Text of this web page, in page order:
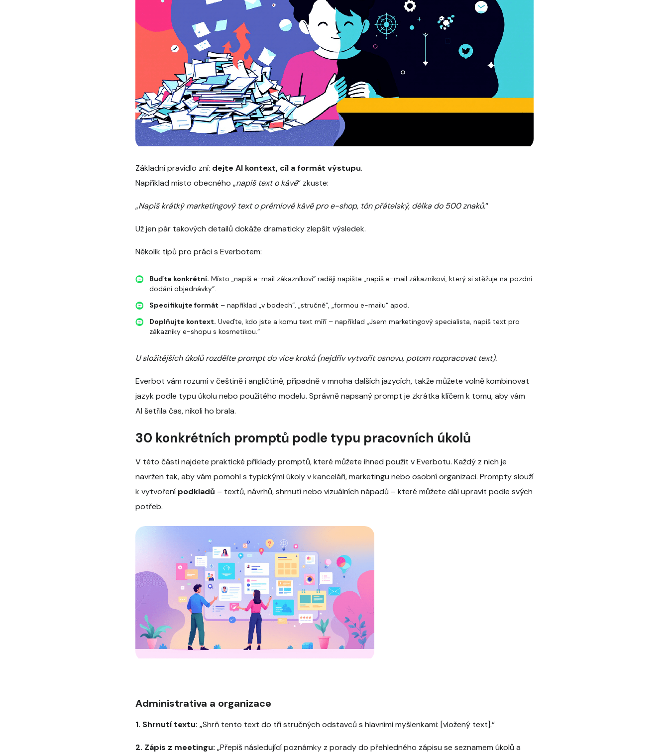
Základní pravidlo zní: dejte AI kontext, cíl a formát výstupu.
Například místo obecného „napiš text o kávě“ zkuste:
„Napiš krátký marketingový text o prémiové kávě pro e-shop, tón přátelský, délka do 500 znaků.“
Už jen pár takových detailů dokáže dramaticky zlepšit výsledek.
Několik tipů pro práci s Everbotem:
Buďte konkrétní. Místo „napiš e-mail zákazníkovi“ raději napište „napiš e-mail zákazníkovi, který si stěžuje na pozdní
dodání objednávky“.
Specifikujte formát – například „v bodech“, „stručně“, „formou e-mailu“ apod.
Doplňujte kontext. Uveďte, kdo jste a komu text míří – například „Jsem marketingový specialista, napiš text pro
zákazníky e-shopu s kosmetikou.“
U složitějších úkolů rozdělte prompt do více kroků (nejdřív vytvořit osnovu, potom rozpracovat text).
Everbot vám rozumí v češtině i angličtině, případně v mnoha dalších jazycích, takže můžete volně kombinovat
jazyk podle typu úkolu nebo použitého modelu. Správně napsaný prompt je zkrátka klíčem k tomu, aby vám
AI šetřila čas, nikoli ho brala.
30 konkrétních promptů podle typu pracovních úkolů
V této části najdete praktické příklady promptů, které můžete ihned použít v Everbotu. Každý z nich je
navržen tak, aby vám pomohl s typickými úkoly v kanceláři, marketingu nebo osobní organizaci. Prompty slouží
k vytvoření podkladů – textů, návrhů, shrnutí nebo vizuálních nápadů – které můžete dál upravit podle svých
potřeb.
Administrativa a organizace
1. Shrnutí textu: „Shrň tento text do tří stručných odstavců s hlavními myšlenkami: [vložený text].“
2. Zápis z meetingu: „Přepiš následující poznámky z porady do přehledného zápisu se seznamem úkolů a